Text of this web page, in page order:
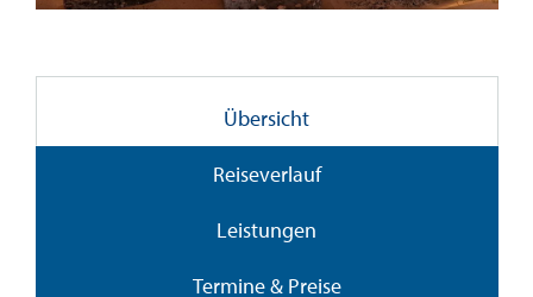
Übersicht
Reiseverlauf
Leistungen
Termine & Preise